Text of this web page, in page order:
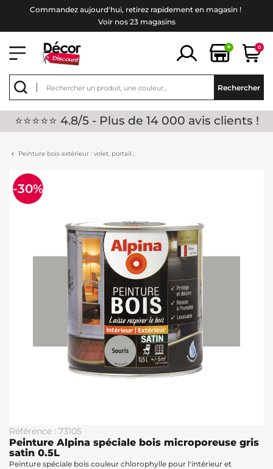
Commandez aujourd'hui, retirez rapidement en magasin !
Voir nos 23 magasins
+ 0
Rechercher
⭐⭐⭐⭐⭐ 4.8/5 - Plus de 14 000 avis clients !
Peinture bois extérieur : volet, portail...
-30%
Référence : 73105
Peinture Alpina spéciale bois microporeuse gris
satin 0.5L
Peinture spéciale bois couleur chlorophylle pour l'intérieur et